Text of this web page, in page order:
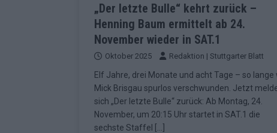
[ Mai 2026 ] Quoten vor ESC-Halbfinale
überrascht negativ EXTRA
[ Juni 2026 ] Neue Themenwelt,
Highlights EXTRA
[ Mai 2026 ] DARA gewinnt verdient,
Fazit zum ESC 2026
„Der letzte Bulle“ kehrt zurück –
Henning Baum ermittelt ab 24.
November wieder in SAT.1
Oktober 2025 Redaktion | Stuttgarter Blatt
Elf Jahre, drei Monate und acht Tage – so lange
Mick Brisgau spurlos verschwunden. Jetzt
sich „Der letzte Bulle“ zurück: Ab Montag, 24.
November, um 20:15 Uhr startet in SAT.1 die
sechste Staffel